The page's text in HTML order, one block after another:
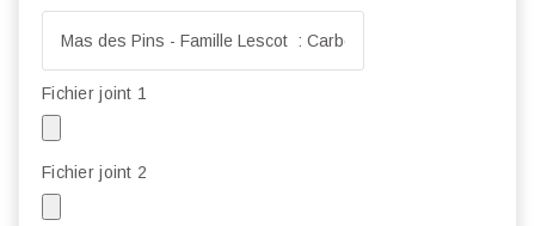
Fichier joint 1
Fichier joint 2